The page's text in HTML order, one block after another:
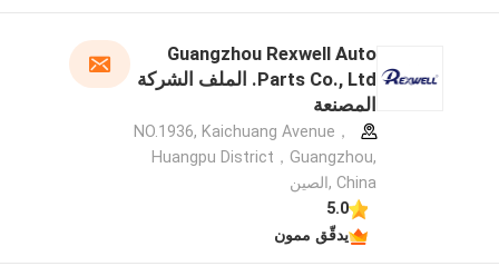
Guangzhou Rexwell Auto
Parts Co., Ltd. الملف الشركة
المصنعة
NO.1936, Kaichuang Avenue，
Huangpu District，Guangzhou,
China ,الصين
5.0
يدقّق ممون